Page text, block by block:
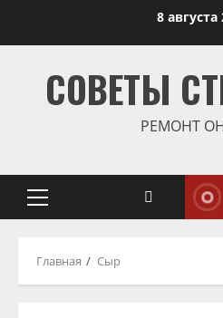
8 августа
СОВЕТЫ
РЕМОНТ
Основное
Главная Сыр